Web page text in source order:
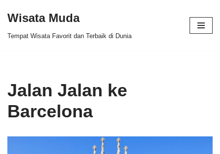
Wisata Muda
Tempat Wisata Favorit dan Terbaik di Dunia
Jalan Jalan ke
Barcelona